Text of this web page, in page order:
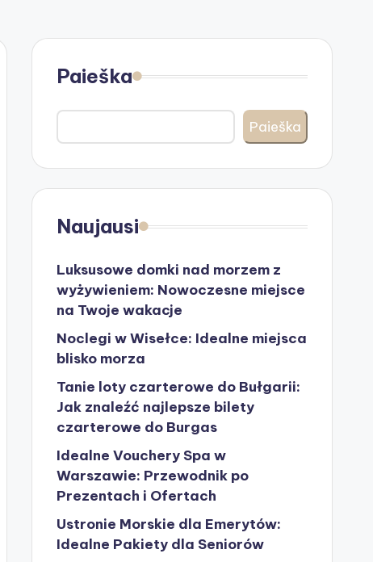
Paieška
Paieška
Naujausi
Luksusowe domki nad morzem z
wyżywieniem: Nowoczesne miejsce
na Twoje wakacje
Noclegi w Wisełce: Idealne miejsca
blisko morza
Tanie loty czarterowe do Bułgarii:
Jak znaleźć najlepsze bilety
czarterowe do Burgas
Idealne Vouchery Spa w
Warszawie: Przewodnik po
Prezentach i Ofertach
Ustronie Morskie dla Emerytów:
Idealne Pakiety dla Seniorów